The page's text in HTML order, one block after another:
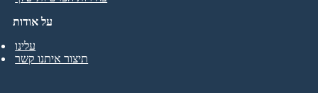
על אודות
עלינו
תיצור איתנו קשר